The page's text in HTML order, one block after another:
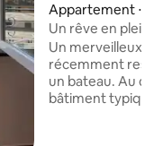
Appartement ⋅
Un rêve en
Vernazza
Un merveilleux
récemment
un bateau. Au
bâtiment typique